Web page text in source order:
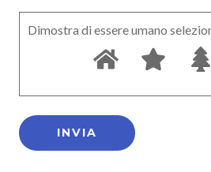
Dimostra di essere umano